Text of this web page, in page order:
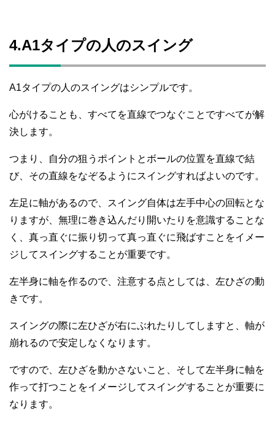
4.A1タイプの人のスイング
A1タイプの人のスイングはシンプルです。
心がけることも、すべてを直線でつなぐことですべてが解
決します。
つまり、自分の狙うポイントとボールの位置を直線で結
び、その直線をなぞるようにスイングすればよいのです。
左足に軸があるので、スイング自体は左手中心の回転とな
りますが、無理に巻き込んだり開いたりを意識することな
く、真っ直ぐに振り切って真っ直ぐに飛ばすことをイメー
ジしてスイングすることが重要です。
左半身に軸を作るので、注意する点としては、左ひざの動
きです。
スイングの際に左ひざが右にぶれたりしてしますと、軸が
崩れるので安定しなくなります。
ですので、左ひざを動かさないこと、そして左半身に軸を
作って打つことをイメージしてスイングすることが重要に
なります。